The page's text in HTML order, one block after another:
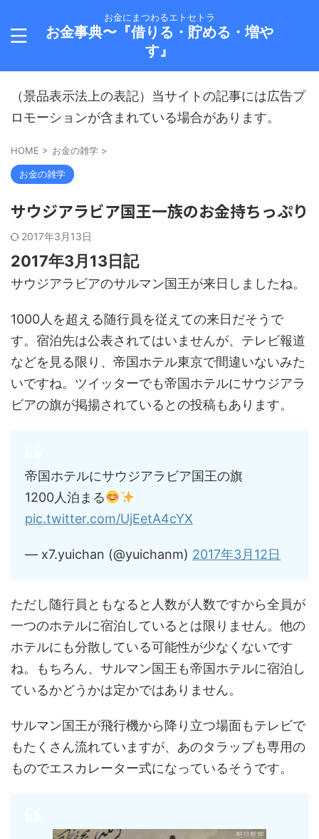
お金にまつわるエトセトラ
お金事典〜『借りる・貯める・増や
す』
（景品表示法上の表記）当サイトの記事には広告プ
ロモーションが含まれている場合があります。
HOME > お金の雑学 >
お金の雑学
サウジアラビア国王一族のお金持ちっぷり
2017年3月13日
2017年3月13日記
サウジアラビアのサルマン国王が来日しましたね。
1000人を超える随行員を従えての来日だそうで
す。宿泊先は公表されてはいませんが、テレビ報道
などを見る限り、帝国ホテル東京で間違いないみた
いですね。ツイッターでも帝国ホテルにサウジアラ
ビアの旗が掲揚されているとの投稿もあります。
帝国ホテルにサウジアラビア国王の旗
1200人泊まる
pic.twitter.com/UjEetA4cYX
— x7.yuichan (@yuichanm) 2017年3月12日
ただし随行員ともなると人数が人数ですから全員が
一つのホテルに宿泊しているとは限りません。他の
ホテルにも分散している可能性が少なくないです
ね。もちろん、サルマン国王も帝国ホテルに宿泊し
ているかどうかは定かではありません。
サルマン国王が飛行機から降り立つ場面もテレビで
もたくさん流れていますが、あのタラップも専用の
ものでエスカレーター式になっているそうです。